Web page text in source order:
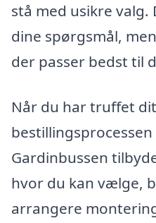
stå med usikre valg.
dine spørgsmål,
der passer bedst til
Når du har truffet
Gardinbussen
hvor du kan vælge,
arrangere